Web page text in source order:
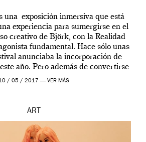
una exposición inmersiva que está
experiencia para sumergirse en el
creativo de Björk, con la Realidad
fundamental. Hace sólo unas
anunciaba la incorporación de
año. Pero además de convertirse
actuaciones más relevantes […]
/ 05 / 2017 — VER MÁS
ART